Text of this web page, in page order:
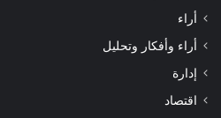
أراء
أراء وأفكار وتحليل
إدارة
اقتصاد